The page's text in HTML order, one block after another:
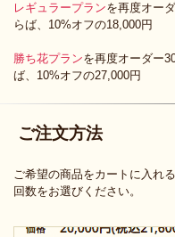
レギュラープランを再度オー
らば、10%オフの18,000円
勝ち花プランを再度オーダー
ば、10%オフの27,000円
ご注文方法
ご希望の商品をカートに入れ
回数をお選びください。